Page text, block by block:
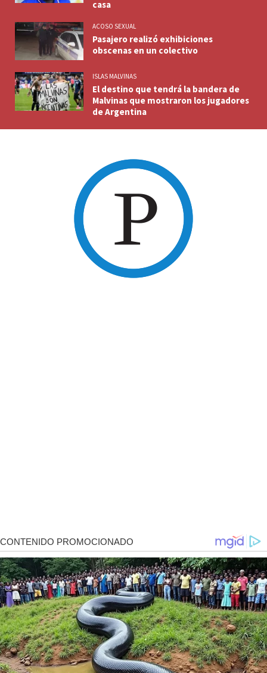
casa
ACOSO SEXUAL
Pasajero realizó exhibiciones
obscenas en un colectivo
ISLAS MALVINAS
El destino que tendrá la bandera de
Malvinas que mostraron los jugadores
de Argentina